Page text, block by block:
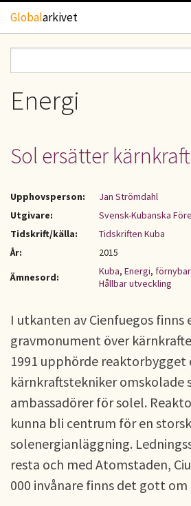
Hoppa till huvudinnehåll
Globalarkivet
TIDSKRIFTER
UPPHOVSRÄTT
OM OSS
KONTAKT
Sökformulär
Energi
Sol ersätter
Upphovsperson:
Jan Strömdahl
Utgivare:
Svensk-Kubanska
Tidskrift/källa:
Tidskriften Kuba
År:
2015
Ämnesord:
Kuba, Energi, förnybar
Hållbar utveckling
I utkanten av Cienfuegos
gravmonument över
1991 upphörde reaktorbygget
kärnkraftstekniker omskolade
ambassadörer för solel.
kunna bli centrum för en
solenergianläggning.
resta och med Atomstaden,
000 invånare finns det gott